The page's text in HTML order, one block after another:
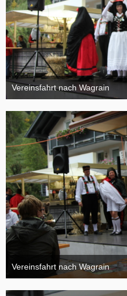
Vereinsfahrt nach Wagrain
4. Oktober 2015
Vereinsfahrt nach Wagrain
4. Oktober 2015